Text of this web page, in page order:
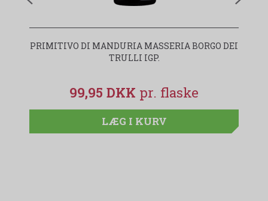
PRIMITIVO DI MANDURIA MASSERIA BORGO DEI
TRULLI IGP.
99,95 DKK
LÆG I KURV